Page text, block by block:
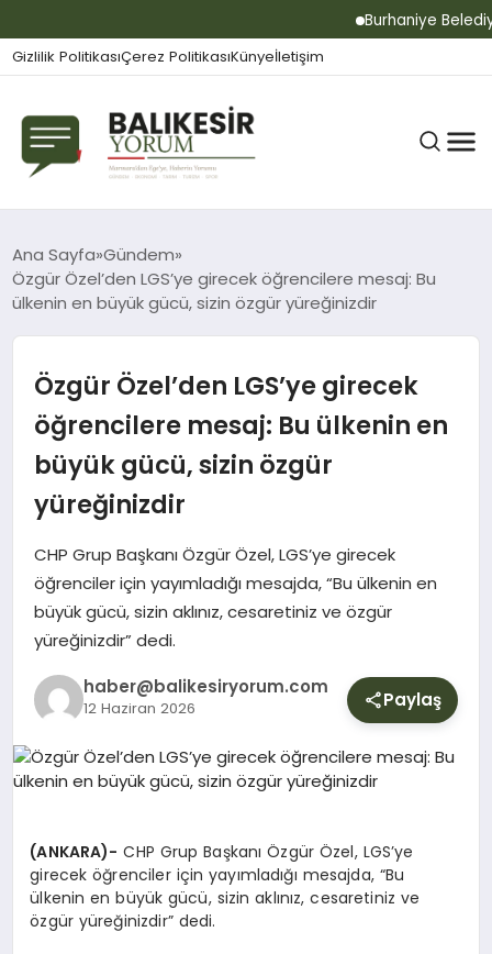
Burhaniye
Gizlilik PolitikasıÇerez PolitikasıKünyeİletişim
BALIKESIR
GÜNDEM
BÜLTEN
YURT
DIŞ
Ana Sayfa Gündem
Özgür Özel’den LGS’ye girecek öğrencilere mesaj: Bu
ülkenin en büyük gücü, sizin özgür yüreğinizdir
Özgür Özel’den LGS’ye girecek
öğrencilere mesaj: Bu ülkenin en
büyük gücü, sizin özgür
yüreğinizdir
CHP Grup Başkanı Özgür Özel, LGS’ye girecek
öğrenciler için yayımladığı mesajda, “Bu ülkenin en
büyük gücü, sizin aklınız, cesaretiniz ve özgür
yüreğinizdir” dedi.
haber@balikesiryorum.com
12 Haziran 2026 Paylaş
(ANKARA)- CHP Grup Başkanı Özgür Özel, LGS’ye
girecek öğrenciler için yayımladığı mesajda, “Bu
ülkenin en büyük gücü, sizin aklınız, cesaretiniz ve
özgür yüreğinizdir” dedi.